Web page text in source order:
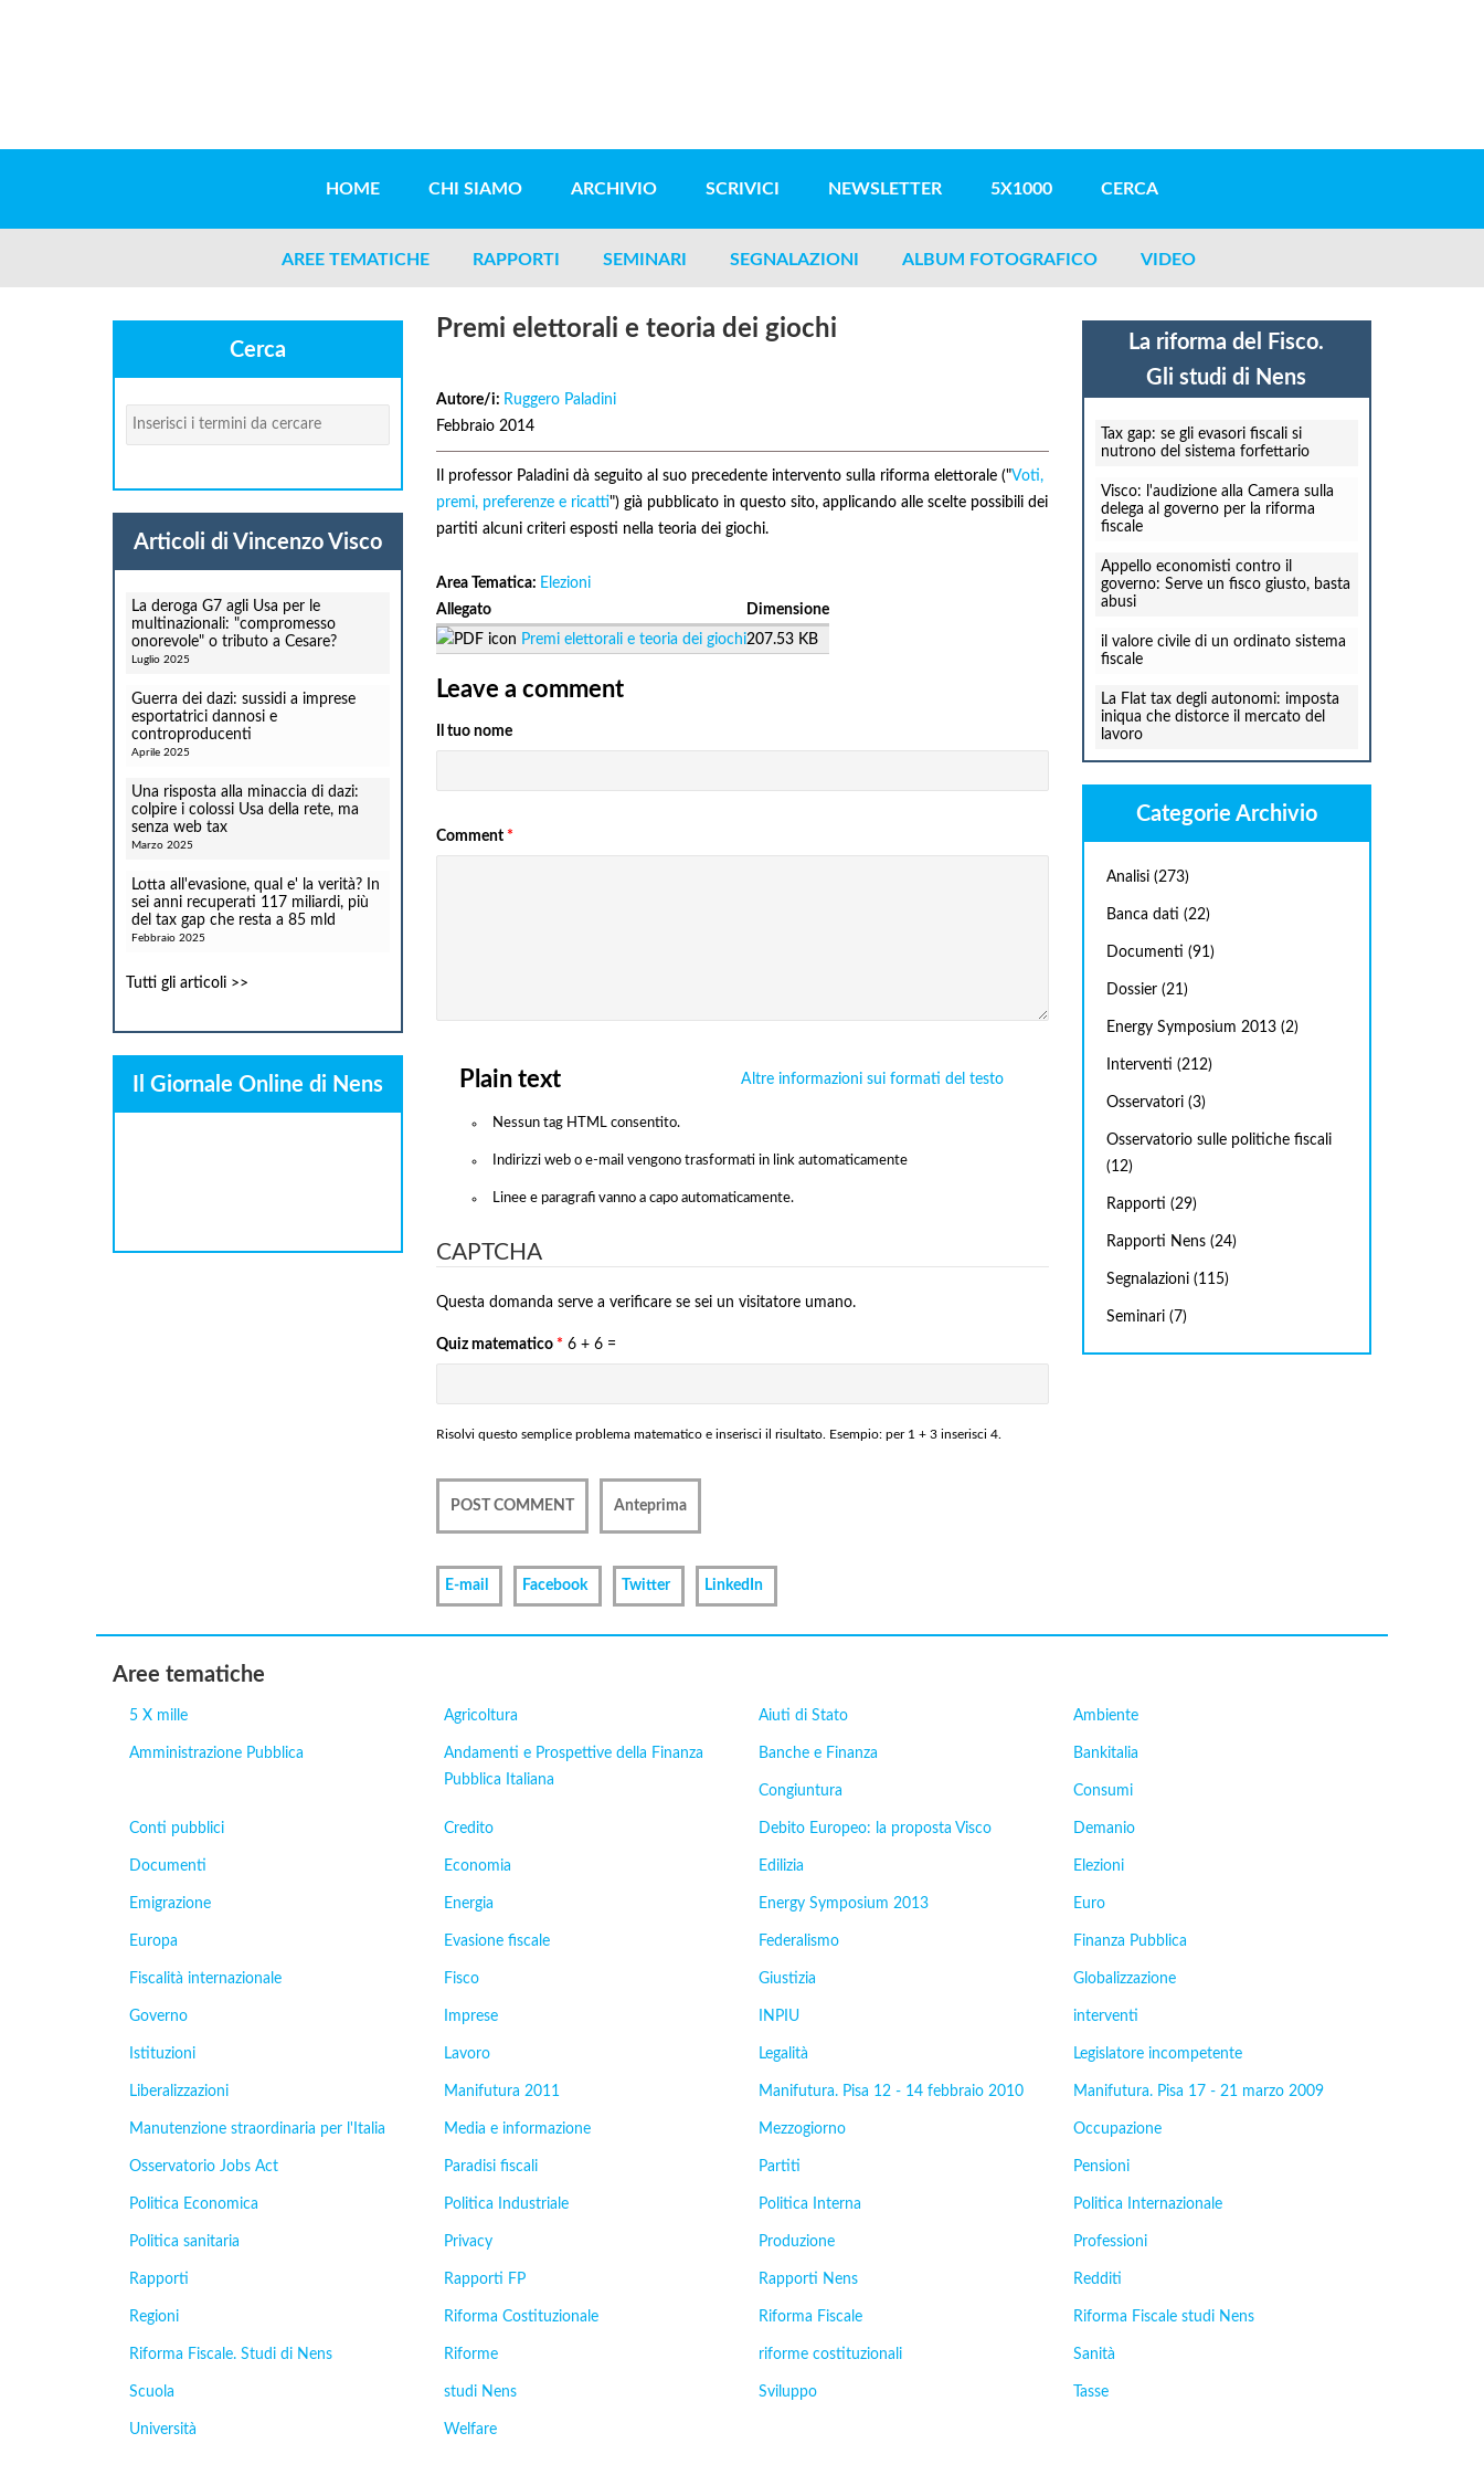
HOME CHI SIAMO ARCHIVIO SCRIVICI NEWSLETTER 5X1000 CERCA
AREE TEMATICHE RAPPORTI SEMINARI SEGNALAZIONI ALBUM FOTOGRAFICO VIDEO
Premi elettorali e teoria dei giochi
Autore/i: Ruggero Paladini
Febbraio 2014
Il professor Paladini dà seguito al suo precedente intervento sulla riforma elettorale ("Voti,
premi, preferenze e ricatti") già pubblicato in questo sito, applicando alle scelte possibili dei
partiti alcuni criteri esposti nella teoria dei giochi.
Area Tematica: Elezioni
Allegato
Dimensione
Premi elettorali e teoria dei giochi207.53 KB
Leave a comment
Il tuo nome
Comment *
Altre informazioni sui formati del testo
Plain text
Nessun tag HTML consentito.
Indirizzi web o e-mail vengono trasformati in link automaticamente
Linee e paragrafi vanno a capo automaticamente.
CAPTCHA
Questa domanda serve a verificare se sei un visitatore umano.
Quiz matematico * 6 + 6 =
Risolvi questo semplice problema matematico e inserisci il risultato. Esempio: per 1 + 3 inserisci 4.
E-mail Facebook Twitter LinkedIn
Cerca
Articoli di Vincenzo Visco
La deroga G7 agli Usa per le
multinazionali: "compromesso
onorevole" o tributo a Cesare?
Luglio 2025
Guerra dei dazi: sussidi a imprese
esportatrici dannosi e
controproducenti
Aprile 2025
Una risposta alla minaccia di dazi:
colpire i colossi Usa della rete, ma
senza web tax
Marzo 2025
Lotta all'evasione, qual e' la verità? In
sei anni recuperati 117 miliardi, più
del tax gap che resta a 85 mld
Febbraio 2025
Tutti gli articoli >>
Il Giornale Online di Nens
La riforma del Fisco.
Gli studi di Nens
Tax gap: se gli evasori fiscali si
nutrono del sistema forfettario
Visco: l'audizione alla Camera sulla
delega al governo per la riforma
fiscale
Appello economisti contro il
governo: Serve un fisco giusto, basta
abusi
il valore civile di un ordinato sistema
fiscale
La Flat tax degli autonomi: imposta
iniqua che distorce il mercato del
lavoro
Categorie Archivio
Analisi (273)
Banca dati (22)
Documenti (91)
Dossier (21)
Energy Symposium 2013 (2)
Interventi (212)
Osservatori (3)
Osservatorio sulle politiche fiscali
(12)
Rapporti (29)
Rapporti Nens (24)
Segnalazioni (115)
Seminari (7)
Aree tematiche
5 X mille Agricoltura Aiuti di Stato Ambiente
Amministrazione Pubblica
Andamenti e Prospettive della Finanza
Pubblica Italiana
Banche e Finanza Bankitalia
Congiuntura Consumi
Conti pubblici Credito Debito Europeo: la proposta Visco Demanio
Documenti Economia Edilizia Elezioni
Emigrazione Energia Energy Symposium 2013 Euro
Europa Evasione fiscale Federalismo Finanza Pubblica
Fiscalità internazionale Fisco Giustizia Globalizzazione
Governo Imprese INPIU interventi
Istituzioni Lavoro Legalità Legislatore incompetente
Liberalizzazioni Manifutura 2011 Manifutura. Pisa 12 - 14 febbraio 2010 Manifutura. Pisa 17 - 21 marzo 2009
Manutenzione straordinaria per l'Italia Media e informazione Mezzogiorno Occupazione
Osservatorio Jobs Act Paradisi fiscali Partiti Pensioni
Politica Economica Politica Industriale Politica Interna Politica Internazionale
Politica sanitaria Privacy Produzione Professioni
Rapporti Rapporti FP Rapporti Nens Redditi
Regioni Riforma Costituzionale Riforma Fiscale Riforma Fiscale studi Nens
Riforma Fiscale. Studi di Nens Riforme riforme costituzionali Sanità
Scuola studi Nens Sviluppo Tasse
Università Welfare